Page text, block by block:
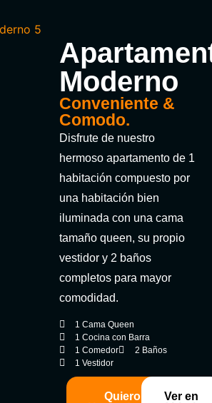
Moderno
Conveniente &
Comodo.
Disfrute de nuestro
hermoso apartamento de 1
habitación compuesto por
una habitación bien
iluminada con una cama
tamaño queen, su propio
vestidor y 2 baños
completos para mayor
comodidad.
1 Cama Queen
1 Cocina con Barra
1 Comedor
2 Baños
1 Vestidor
Quiero
Ver en